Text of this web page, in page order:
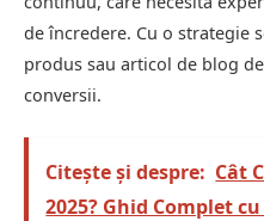
de încredere. Cu o strategie
produs sau articol de blog
conversii.
Citește și despre: Cât
2025? Ghid Complet